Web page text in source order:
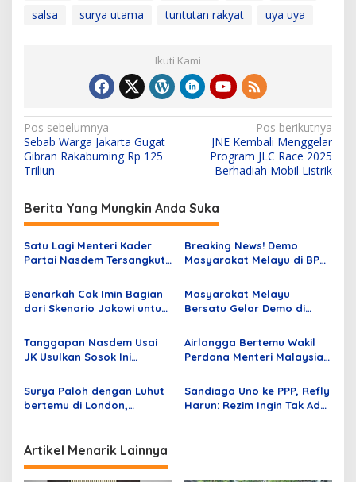
salsa
surya utama tuntutan rakyat uya uya
Ikuti Kami
N
a
v
i
g
a
s
i
p
s
Pos sebelumnya
Sebab Warga Jakarta Gugat
Gibran Rakabuming Rp 125
Triliun
Pos berikutnya
JNE Kembali Menggelar
Program JLC Race 2025
Berhadiah Mobil Listrik
Berita Yang Mungkin Anda Suka
Satu Lagi Menteri Kader
Partai Nasdem Tersangkut
Breaking News! Demo
Masyarakat Melayu di BP
Benarkah Cak Imin Bagian
dari Skenario Jokowi untuk
Rocky Gerung
Masyarakat Melayu
Bersatu Gelar Demo di
Tolak Pengusuran untuk
Proyek Perusahaan Tomy
Tanggapan Nasdem Usai
JK Usulkan Sosok Ini
Anies
Airlangga Bertemu Wakil
Perdana Menteri Malaysia,
Surya Paloh dengan Luhut
bertemu di London,
Jokowi & Anies Wajib Baca
Ini!
Sandiaga Uno ke PPP, Refly
Harun: Rezim Ingin Tak Ada
Artikel Menarik Lainnya